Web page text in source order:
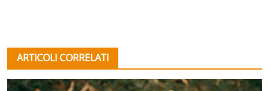
ARTICOLI CORRELATI